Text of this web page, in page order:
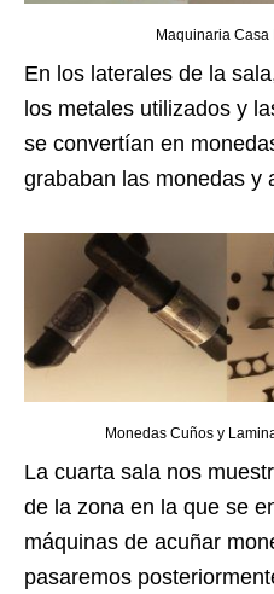
Maquinaria
En los laterales de la
los metales utilizados y
se convertían en
grababan las monedas y
Monedas Cuños y
La cuarta sala nos
de la zona en la que se
máquinas de acuñar
pasaremos